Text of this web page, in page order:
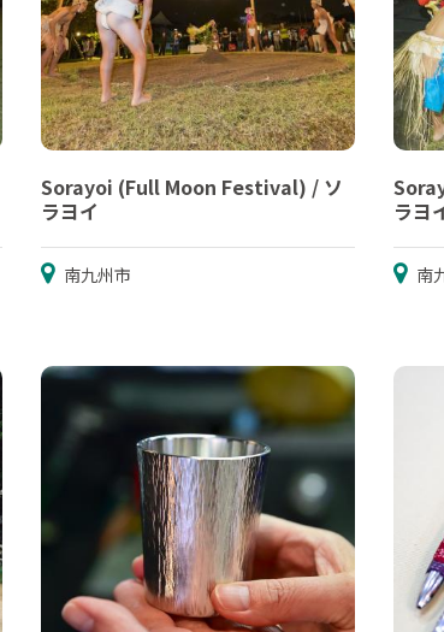
Sorayoi (Full Moon Festival) / ソ
ラヨイ
南九州市
ラヨ
南